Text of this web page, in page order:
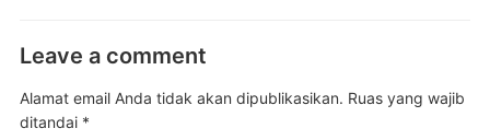
Leave a comment
Alamat email Anda tidak akan dipublikasikan. Ruas yang wajib
ditandai *